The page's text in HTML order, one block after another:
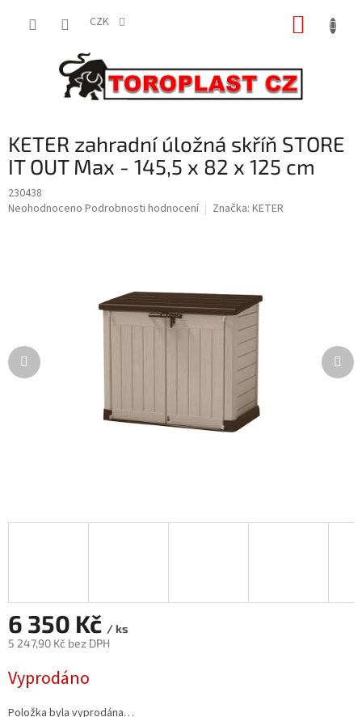
CZK
KETER zahradní úložná skříň STORE
IT OUT Max - 145,5 x 82 x 125 cm
230438
Průměrné
Neohodnoceno Podrobnosti hodnocení Značka: KETER
6 350 Kč / ks
5 247,90 Kč bez DPH
cena:
Vyprodáno
Položka byla vyprodána…